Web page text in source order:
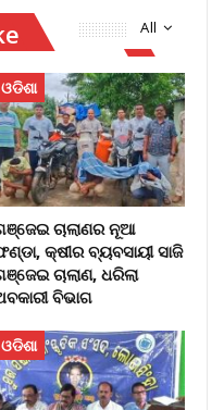
All
ଓଡିଶା
ଚାଲାଣର ନୂଆ
କ୍ଷୀର ବ୍ୟବସାୟୀ ସାଜି
ଚାଲାଣ, ଧରିଲା
ବିଭାଗ
ଓଡିଶା